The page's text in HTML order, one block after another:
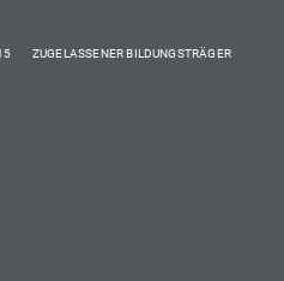
ZUGELASSENER BILDUNGSTRÄGER